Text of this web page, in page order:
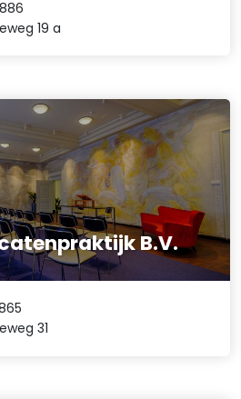
19 a
B.V.
31